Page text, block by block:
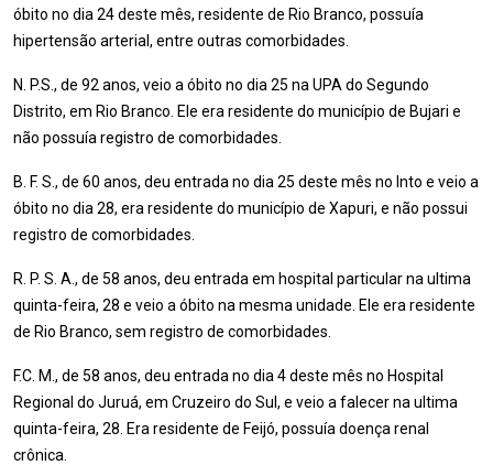
óbito no dia 24 deste mês, residente de Rio Branco, possuía
hipertensão arterial, entre outras comorbidades.
N. P.S., de 92 anos, veio a óbito no dia 25 na UPA do Segundo
Distrito, em Rio Branco. Ele era residente do município de Bujari e
não possuía registro de comorbidades.
B. F. S., de 60 anos, deu entrada no dia 25 deste mês no Into e veio a
óbito no dia 28, era residente do município de Xapuri, e não possui
registro de comorbidades.
R. P. S. A., de 58 anos, deu entrada em hospital particular na ultima
quinta-feira, 28 e veio a óbito na mesma unidade. Ele era residente
de Rio Branco, sem registro de comorbidades.
F.C. M., de 58 anos, deu entrada no dia 4 deste mês no Hospital
Regional do Juruá, em Cruzeiro do Sul, e veio a falecer na ultima
quinta-feira, 28. Era residente de Feijó, possuía doença renal
crônica.